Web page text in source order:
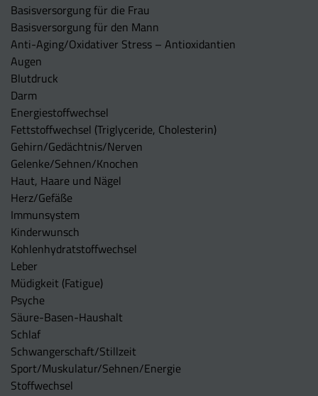
Basisversorgung für die Frau
Basisversorgung für den Mann
Anti-Aging/Oxidativer Stress – Antioxidantien
Augen
Blutdruck
Darm
Energiestoffwechsel
Fettstoffwechsel (Triglyceride, Cholesterin)
Gehirn/Gedächtnis/Nerven
Gelenke/Sehnen/Knochen
Haut, Haare und Nägel
Herz/Gefäße
Immunsystem
Kinderwunsch
Kohlenhydratstoffwechsel
Leber
Müdigkeit (Fatigue)
Psyche
Säure-Basen-Haushalt
Schlaf
Schwangerschaft/Stillzeit
Sport/Muskulatur/Sehnen/Energie
Stoffwechsel